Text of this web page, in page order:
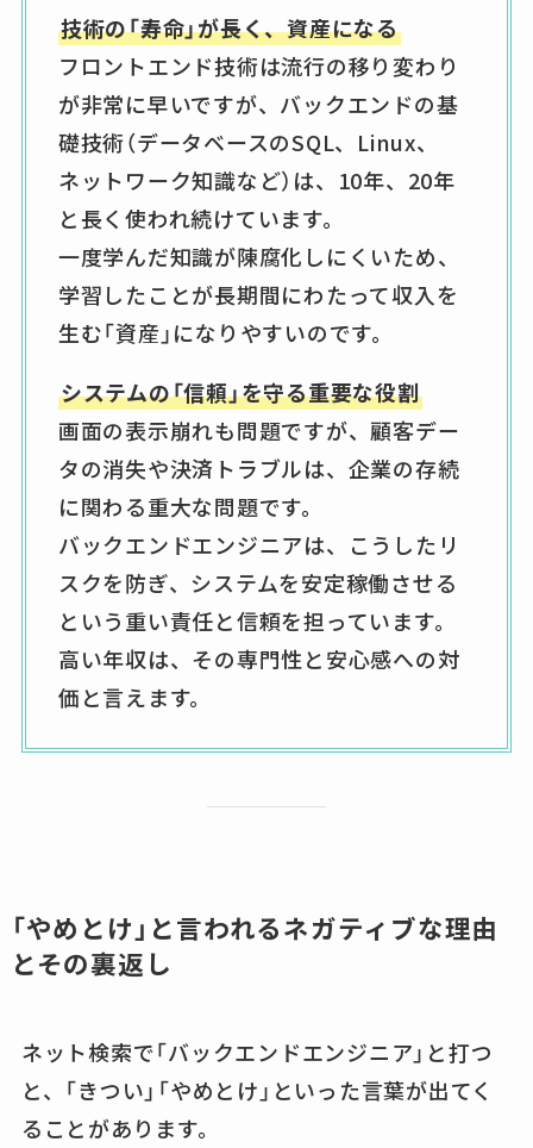
技術の「寿命」が長く、資産になる
フロントエンド技術は流行の移り変わり
が非常に早いですが、バックエンドの基
礎技術（データベースのSQL、Linux、
ネットワーク知識など）は、10年、20年
と長く使われ続けています。
一度学んだ知識が陳腐化しにくいため、
学習したことが長期間にわたって収入を
生む「資産」になりやすいのです。
システムの「信頼」を守る重要な役割
画面の表示崩れも問題ですが、顧客デー
タの消失や決済トラブルは、企業の存続
に関わる重大な問題です。
バックエンドエンジニアは、こうしたリ
スクを防ぎ、システムを安定稼働させる
という重い責任と信頼を担っています。
高い年収は、その専門性と安心感への対
価と言えます。
「やめとけ」と言われるネガティブな理由
とその裏返し
ネット検索で「バックエンドエンジニア」と打つ
と、「きつい」「やめとけ」といった言葉が出てく
ることがあります。